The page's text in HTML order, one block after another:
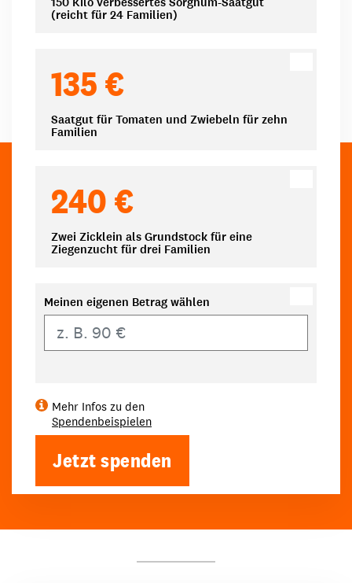
(reicht für 24 Familien)
135 €
Saatgut für Tomaten und Zwiebeln für zehn
Familien
240 €
Zwei Zicklein als Grundstock für eine
Ziegenzucht für drei Familien
Meinen eigenen Betrag wählen
Mehr Infos zu den
Spendenbeispielen
Jetzt spenden